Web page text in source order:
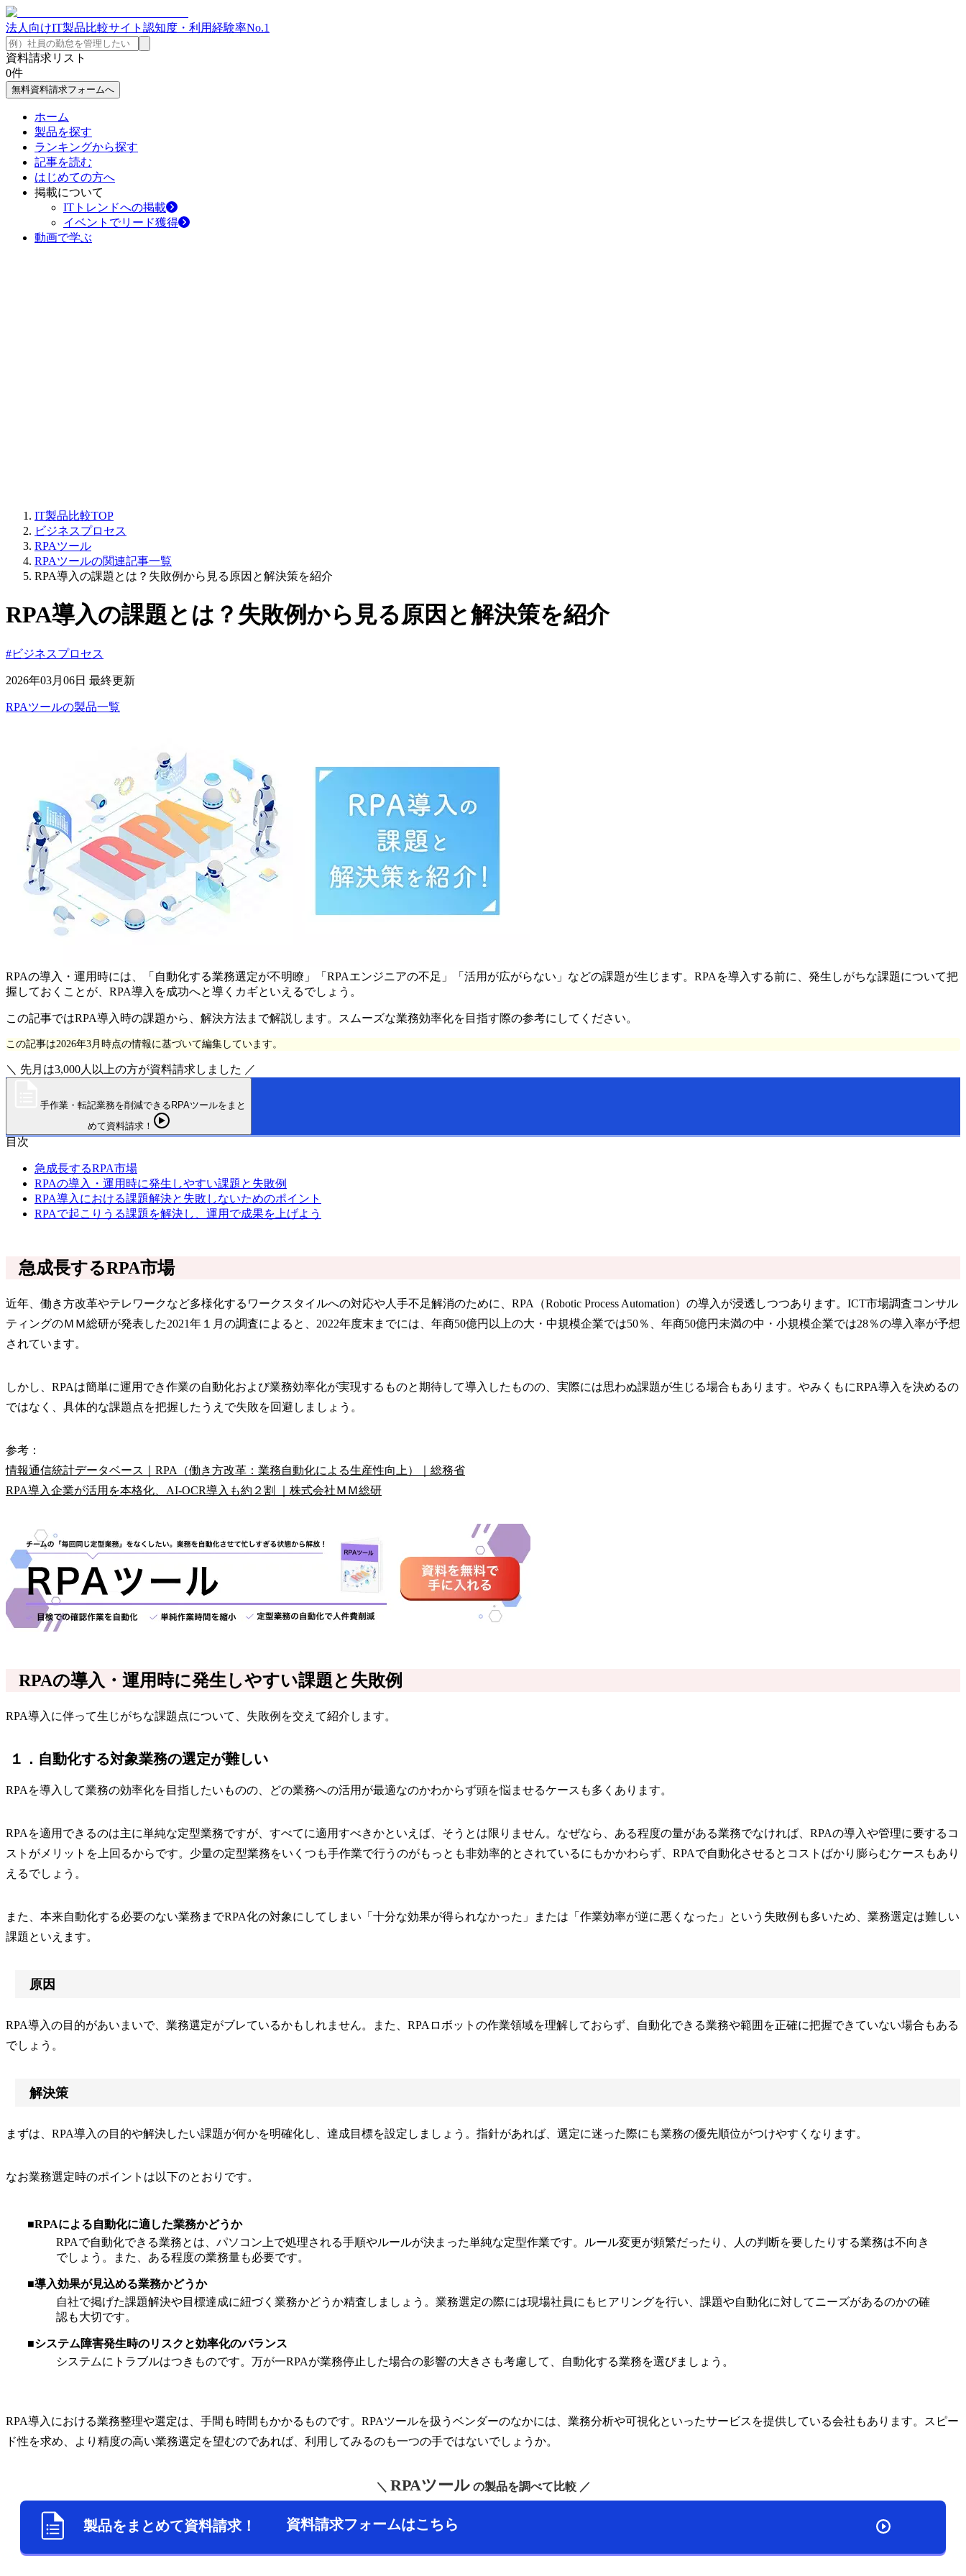
法人向けIT製品比較サイト 認知度・利用経験率No.1
資料請求リスト
0件
無料資料請求フォームへ
ホーム
製品を探す
ランキングから探す
記事を読む
はじめての方へ
掲載について
ITトレンドへの掲載
イベントでリード獲得
動画で学ぶ
IT製品比較TOP
ビジネスプロセス
RPAツール
RPAツールの関連記事一覧
RPA導入の課題とは？失敗例から見る原因と解決策を紹介
RPA導入の課題とは？失敗例から見る原因と解決策を紹介
#ビジネスプロセス
2026年03月06日 最終更新
RPAツールの製品一覧
RPAの導入・運用時には、「自動化する業務選定が不明瞭」「RPAエンジニアの不足」「活用が広がらない」などの課題が生じます。RPAを導入する前に、発生しがちな課題について把
握しておくことが、RPA導入を成功へと導くカギといえるでしょう。
この記事ではRPA導入時の課題から、解決方法まで解説します。スムーズな業務効率化を目指す際の参考にしてください。
この記事は2026年3月時点の情報に基づいて編集しています。
＼ 先月は3,000人以上の方が資料請求しました ／
手作業・転記業務を削減できるRPAツールをまと
めて資料請求！
目次
急成長するRPA市場
RPAの導入・運用時に発生しやすい課題と失敗例
RPA導入における課題解決と失敗しないためのポイント
RPAで起こりうる課題を解決し、運用で成果を上げよう
急成長するRPA市場
近年、働き方改革やテレワークなど多様化するワークスタイルへの対応や人手不足解消のために、RPA（Robotic Process Automation）の導入が浸透しつつあります。ICT市場調査コンサル
ティングのＭＭ総研が発表した2021年１月の調査によると、2022年度末までには、年商50億円以上の大・中規模企業では50％、年商50億円未満の中・小規模企業では28％の導入率が予想
されています。
しかし、RPAは簡単に運用でき作業の自動化および業務効率化が実現するものと期待して導入したものの、実際には思わぬ課題が生じる場合もあります。やみくもにRPA導入を決めるの
ではなく、具体的な課題点を把握したうえで失敗を回避しましょう。
参考：
情報通信統計データベース｜RPA（働き方改革：業務自動化による生産性向上）｜総務省
RPA導入企業が活用を本格化、AI-OCR導入も約２割 ｜株式会社ＭＭ総研
RPAの導入・運用時に発生しやすい課題と失敗例
RPA導入に伴って生じがちな課題点について、失敗例を交えて紹介します。
１．自動化する対象業務の選定が難しい
RPAを導入して業務の効率化を目指したいものの、どの業務への活用が最適なのかわからず頭を悩ませるケースも多くあります。
RPAを適用できるのは主に単純な定型業務ですが、すべてに適用すべきかといえば、そうとは限りません。なぜなら、ある程度の量がある業務でなければ、RPAの導入や管理に要するコ
ストがメリットを上回るからです。少量の定型業務をいくつも手作業で行うのがもっとも非効率的とされているにもかかわらず、RPAで自動化させるとコストばかり膨らむケースもあり
えるでしょう。
また、本来自動化する必要のない業務までRPA化の対象にしてしまい「十分な効果が得られなかった」または「作業効率が逆に悪くなった」という失敗例も多いため、業務選定は難しい
課題といえます。
原因
RPA導入の目的があいまいで、業務選定がブレているかもしれません。また、RPAロボットの作業領域を理解しておらず、自動化できる業務や範囲を正確に把握できていない場合もある
でしょう。
解決策
まずは、RPA導入の目的や解決したい課題が何かを明確化し、達成目標を設定しましょう。指針があれば、選定に迷った際にも業務の優先順位がつけやすくなります。
なお業務選定時のポイントは以下のとおりです。
■RPAによる自動化に適した業務かどうか
RPAで自動化できる業務とは、パソコン上で処理される手順やルールが決まった単純な定型作業です。ルール変更が頻繁だったり、人の判断を要したりする業務は不向き
でしょう。また、ある程度の業務量も必要です。
■導入効果が見込める業務かどうか
自社で掲げた課題解決や目標達成に紐づく業務かどうか精査しましょう。業務選定の際には現場社員にもヒアリングを行い、課題や自動化に対してニーズがあるのかの確
認も大切です。
■システム障害発生時のリスクと効率化のバランス
システムにトラブルはつきものです。万が一RPAが業務停止した場合の影響の大きさも考慮して、自動化する業務を選びましょう。
RPA導入における業務整理や選定は、手間も時間もかかるものです。RPAツールを扱うベンダーのなかには、業務分析や可視化といったサービスを提供している会社もあります。スピー
ド性を求め、より精度の高い業務選定を望むのであれば、利用してみるのも一つの手ではないでしょうか。
＼ RPAツールの製品を調べて比較 ／
製品をまとめて資料請求！ 資料請求フォームはこちら